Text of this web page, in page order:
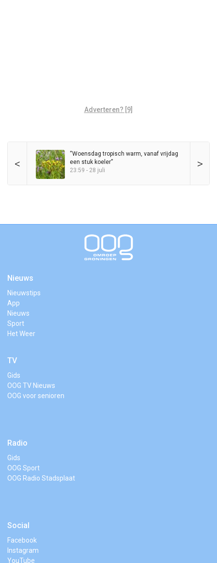
Adverteren? [9]
< >
“Woensdag tropisch warm, vanaf vrijdag
een stuk koeler”
23:59 - 28 juli
Nieuws
Nieuwstips
App
Nieuws
Sport
Het Weer
TV
Gids
OOG TV Nieuws
OOG voor senioren
Radio
Gids
OOG Sport
OOG Radio Stadsplaat
Social
Facebook
Instagram
YouTube